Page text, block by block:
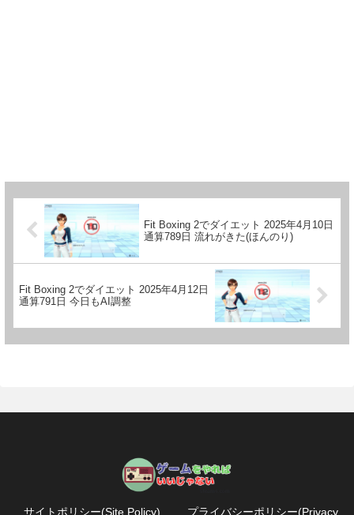
Fit Boxing 2でダイエット 2025年4月10日
通算789日 流れがきた(ほんのり)
Fit Boxing 2でダイエット 2025年4月12日
通算791日 今日もAI調整
サイトポリシー(Site Policy) プライバシーポリシー(Privacy